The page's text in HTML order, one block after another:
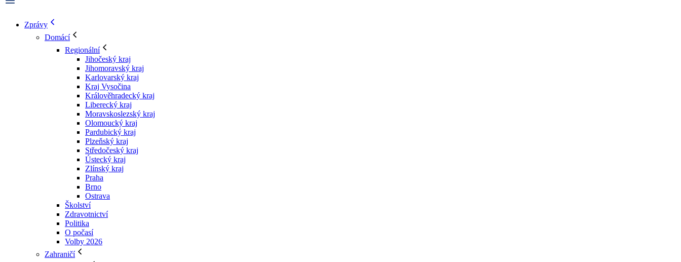
Zprávy
Domácí
Regionální
Jihočeský kraj
Jihomoravský kraj
Karlovarský kraj
Kraj Vysočina
Králověhradecký kraj
Liberecký kraj
Moravskoslezský kraj
Olomoucký kraj
Pardubický kraj
Plzeňský kraj
Středočeský kraj
Ústecký kraj
Zlínský kraj
Praha
Brno
Ostrava
Školství
Zdravotnictví
Politika
O počasí
Volby 2026
Zahraničí